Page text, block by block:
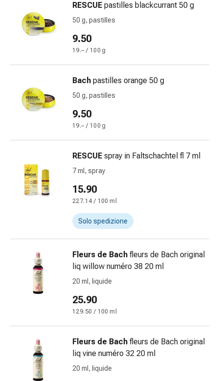
Cura
delle
orecchie
Gocce
degli
occhi
occhi
Igiene
Cuore
e
circolazione
cardiaca
compressione
Disturbi
circolatori
fumo
Disturbi
venosi
Disturbi
RESCUE pastilles blackcurrant 50 g
50 g, pastilles
9.50
19.– / 100 g
Bach pastilles orange 50 g
50 g, pastilles
9.50
19.– / 100 g
RESCUE spray in Faltschachtel fl 7 ml
7 ml, spray
15.90
227.14 / 100 ml
Solo spedizione
Fleurs de Bach fleurs de Bach original
liq willow numéro 38 20 ml
20 ml, liquide
25.90
129.50 / 100 ml
Fleurs de Bach fleurs de Bach original
liq vine numéro 32 20 ml
20 ml, liquide